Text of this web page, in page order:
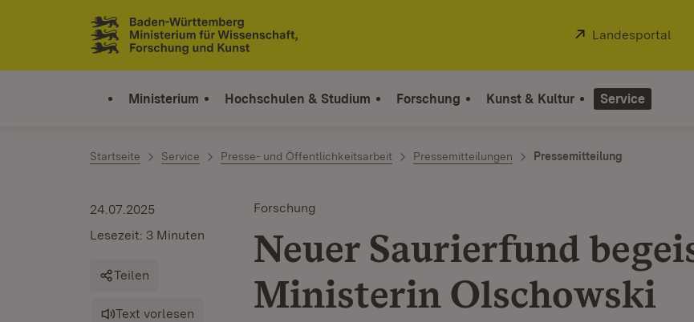
Zum Inhalt springen
Link zur Startseite
Extern:
Landesportal
Ministerium Hochschulen & Studium Forschung Kunst & Kultur Service
Startseite Service Presse- und Öffentlichkeitsarbeit Pressemitteilungen Pressemitteilung
Forschung
Neuer Saurierfund
Ministerin Olschowski
24.07.2025
Lesezeit: 3 Minuten
Teilen
Text vorlesen